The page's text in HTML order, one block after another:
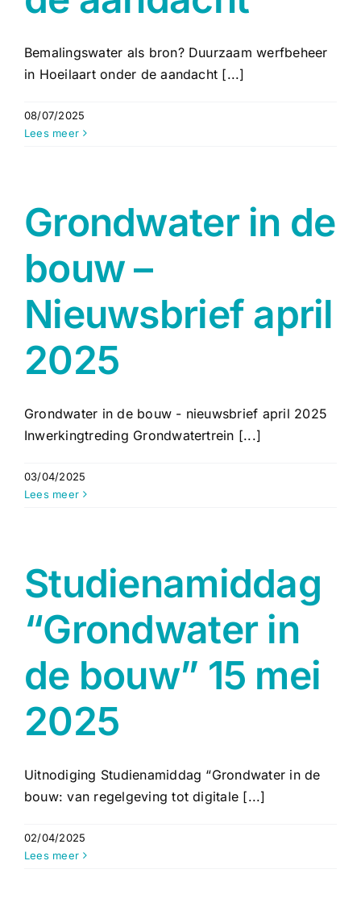
Bemalingswater als bron? Duurzaam werfbeheer
in Hoeilaart onder de aandacht [...]
08/07/2025
Lees meer
Grondwater in de
bouw –
Nieuwsbrief april
2025
Grondwater in de bouw - nieuwsbrief april 2025
Inwerkingtreding Grondwatertrein [...]
03/04/2025
Lees meer
Studienamiddag
“Grondwater in
de bouw” 15 mei
2025
Uitnodiging Studienamiddag “Grondwater in de
bouw: van regelgeving tot digitale [...]
02/04/2025
Lees meer